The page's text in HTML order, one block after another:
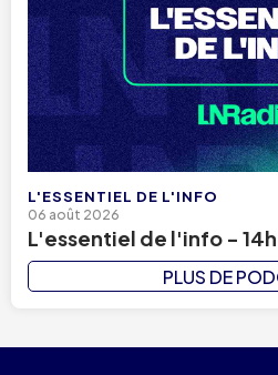
L'ESSENTIEL DE L'INFO
06 août 2026
L'essentiel de l'info - 14h
PLUS DE